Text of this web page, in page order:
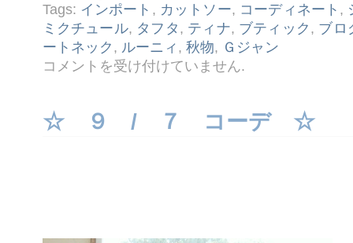
Tags: インポート , カットソー, コーディネート ,
ミクチュール, タフタ , ティナ, ブティック , ブロ
ートネック , ルーニィ , 秋物, Ｇジャン
☆
１
１
コ
ー
コメントを受け付けていません.
☆ ９ / ７ コーデ ☆